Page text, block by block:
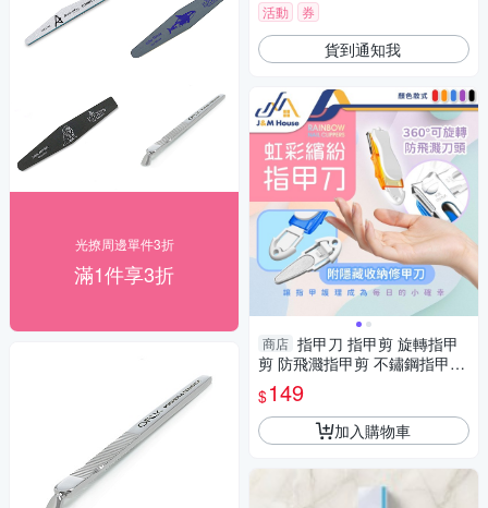
光撩周邊單件3折
滿1件享3折
活動 券
貨到通知我
商店 指甲刀 指甲剪 旋轉指甲
剪 防飛濺指甲剪 不鏽鋼指甲剪
隨身便攜指甲刀 指甲剪刀 美甲
工具
$149
加入購物車